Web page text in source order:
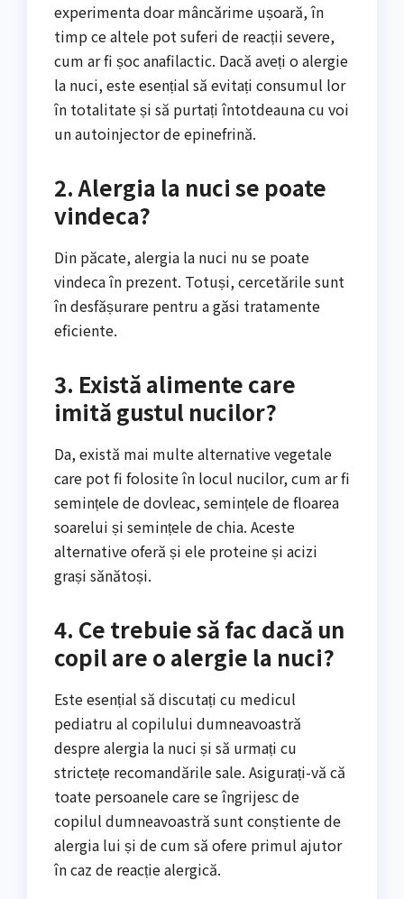
experimenta doar mâncărime ușoară, în
timp ce altele pot suferi de reacții severe,
cum ar fi șoc anafilactic. Dacă aveți o alergie
la nuci, este esențial să evitați consumul lor
în totalitate și să purtați întotdeauna cu voi
un autoinjector de epinefrină.
2. Alergia la nuci se poate
vindeca?
Din păcate, alergia la nuci nu se poate
vindeca în prezent. Totuși, cercetările sunt
în desfășurare pentru a găsi tratamente
eficiente.
3. Există alimente care
imită gustul nucilor?
Da, există mai multe alternative vegetale
care pot fi folosite în locul nucilor, cum ar fi
semințele de dovleac, semințele de floarea
soarelui și semințele de chia. Aceste
alternative oferă și ele proteine și acizi
grași sănătoși.
4. Ce trebuie să fac dacă un
copil are o alergie la nuci?
Este esențial să discutați cu medicul
pediatru al copilului dumneavoastră
despre alergia la nuci și să urmați cu
strictețe recomandările sale. Asigurați-vă că
toate persoanele care se îngrijesc de
copilul dumneavoastră sunt conștiente de
alergia lui și de cum să ofere primul ajutor
în caz de reacție alergică.